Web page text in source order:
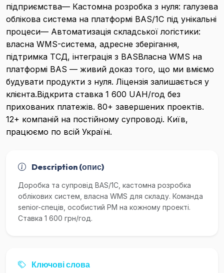
підприємства— Кастомна розробка з нуля: галузева
облікова система на платформі BAS/1C під унікальні
процеси— Автоматизація складської логістики:
власна WMS-система, адресне зберігання,
підтримка ТСД, інтеграція з BASВласна WMS на
платформі BAS — живий доказ того, що ми вміємо
будувати продукти з нуля. Ліцензія залишається у
клієнта.Відкрита ставка 1 600 UAH/год без
прихованих платежів. 80+ завершених проектів.
12+ компаній на постійному супроводі. Київ,
працюємо по всій Україні.
Description (опис)
Доробка та супровід BAS/1С, кастомна розробка
облікових систем, власна WMS для складу. Команда
senior-спеців, особистий PM на кожному проекті.
Ставка 1 600 грн/год.
Ключові слова